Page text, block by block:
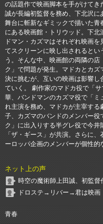
の話題作で映画脚本を手がけてき
誠が長編初監督を務め、下北沢
舞台に斬新なギミックで描いた
にある映画館・トリウッド。下
ドマン・カズマはそれぞれ映画
てスクリーンに映し出されるとい
う。そんな中、映画館の両隣の
ク」で問題が発生。マドカとカ
決に挑むが、互いの映画は影響し
ていく。 劇作家のマドカ役で「
華、バンドマンのカズマ役で「
れ主演を務め、マドカが主宰す
子、カズマのバンドのメンバー役
ク」に出入りする半グレ役で今
「ザ・ギース」が共演。さらに
ーロッパ企画のメンバーが個性的
ネット上の声
時空の魔術師上田誠、初監督
ドロステ→リバー→君は映画
青春